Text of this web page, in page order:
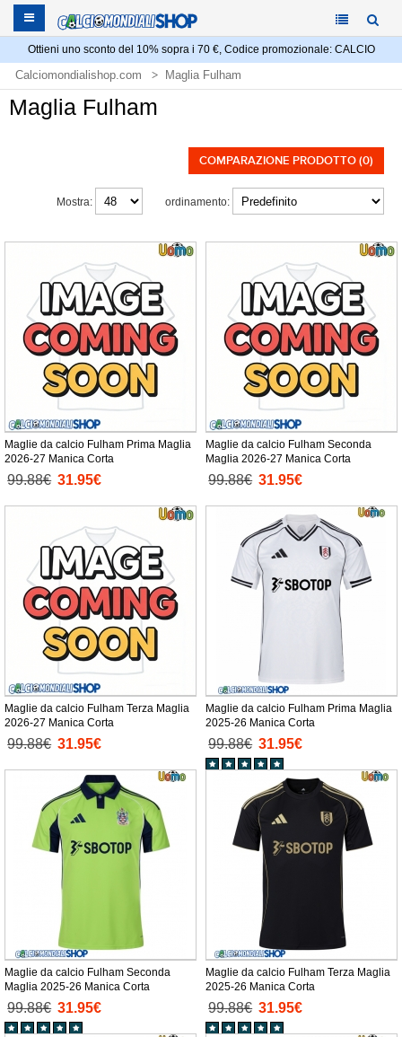
Ottieni uno sconto del 10% sopra i 70 €, Codice promozionale: CALCIO
Calciomondialishop.com Maglia Fulham
Maglia Fulham
COMPARAZIONE PRODOTTO (0)
ordinamento:
Mostra:
Maglie da calcio Fulham Prima Maglia
2026-27 Manica Corta
99.88€ 31.95€
Maglie da calcio Fulham Seconda
Maglia 2026-27 Manica Corta
99.88€ 31.95€
Maglie da calcio Fulham Terza Maglia
2026-27 Manica Corta
99.88€ 31.95€
Maglie da calcio Fulham Prima Maglia
2025-26 Manica Corta
99.88€ 31.95€
Maglie da calcio Fulham Seconda
Maglia 2025-26 Manica Corta
99.88€ 31.95€
Maglie da calcio Fulham Terza Maglia
2025-26 Manica Corta
99.88€ 31.95€